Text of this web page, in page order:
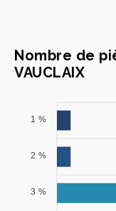
Nombre de
VAUCLAIX
1 %
2 %
3 %